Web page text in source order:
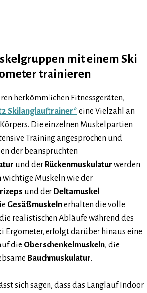
mit einem Ski
trainieren
herkömmlichen Fitnessgeräten,
Skilanglauftrainer* eine Vielzahl an
Die einzelnen Muskelpartien
Training angesprochen und
der beanspruchten
und der Rückenmuskulatur werden
wichtige Muskeln wie der
und der Deltamuskel
Gesäßmuskelnerhalten die volle
realistischen Abläufe während des
Ergometer, erfolgt darüber hinaus eine
die Oberschenkelmuskeln, die
Bauchmuskulatur.
sich sagen, dass das Langlauf Indoor